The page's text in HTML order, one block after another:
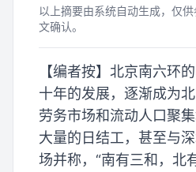
以上摘要由系统自动生成，仅
文确认。
【编者按】北京南六环
十年的发展，逐渐成为
劳务市场和流动人口聚
大量的日结工，甚至与
场并称，“南有三和，北